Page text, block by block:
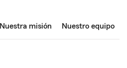
Nuestra misión Nuestro equipo